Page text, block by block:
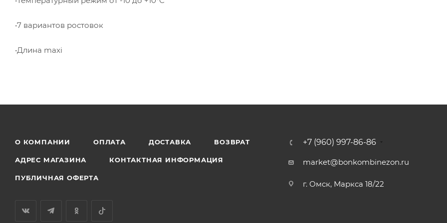
•7 вариантов ростовок
•Длина maxi
О КОМПАНИИ ОПЛАТА ДОСТАВКА ВОЗВРАТ
АДРЕС МАГАЗИНА КОНТАКТНАЯ ИНФОРМАЦИЯ
ПУБЛИЧНАЯ ОФЕРТА
+7 (960) 997-86-86
market@bonkombinezon.ru
г. Омск, Маркса 18/22